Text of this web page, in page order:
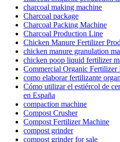
charcoal making machine
Charcoal package
Charcoal Packing Machine
Charcoal Production Line
Chicken Manure Fertilizer
chicken manure granulation
chicken poop liquid fertilizer
Commercial Organic Fertilizer
como elaborar fertilizante
Cómo utilizar el estiércol de
en España
compaction machine
Compost Crusher
Compost Fertilizer Machine
compost grinder
compost grinder for sale